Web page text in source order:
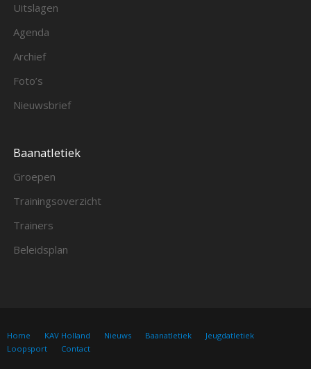
Uitslagen
Agenda
Archief
Foto’s
Nieuwsbrief
Baanatletiek
Groepen
Trainingsoverzicht
Trainers
Beleidsplan
Home KAV Holland Nieuws Baanatletiek
Jeugdatletiek
Loopsport
Contact